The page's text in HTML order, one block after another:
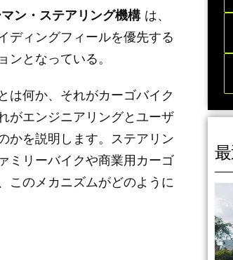
ン・ステアリング機構は、
ディングフィールを優先する
ンとなっている。
は何か、それがカーゴバイク
がエンジニアリングとユーザ
かを説明します。ステアリン
ミリーバイクや商業用カーゴ
このメカニズムがどのように